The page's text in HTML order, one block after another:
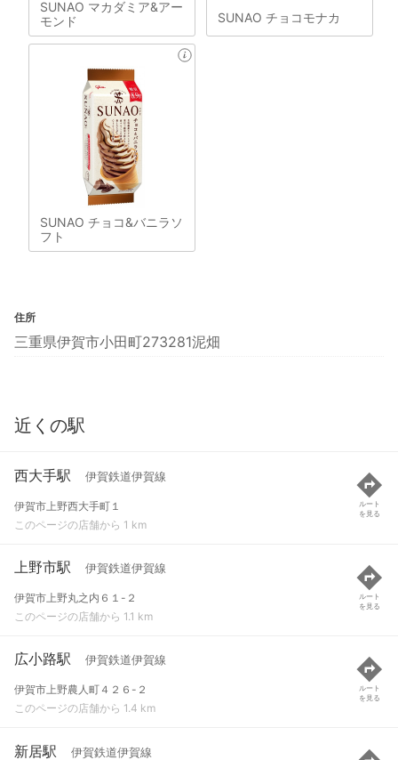
SUNAO マカダミア&アー
モンド
SUNAO チョコモナカ
SUNAO チョコ&バニラソ
フト
住所
三重県伊賀市小田町273281泥畑
近くの駅
西大手駅 伊賀鉄道伊賀線
伊賀市上野西大手町１
このページの店舗から 1 km
ルート
を見る
上野市駅 伊賀鉄道伊賀線
伊賀市上野丸之内６１-２
このページの店舗から 1.1 km
ルート
を見る
広小路駅 伊賀鉄道伊賀線
伊賀市上野農人町４２６-２
このページの店舗から 1.4 km
ルート
を見る
新居駅 伊賀鉄道伊賀線